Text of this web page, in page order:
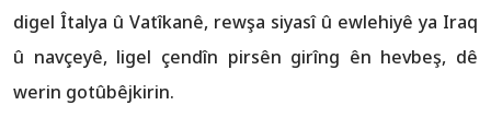
digel Îtalya û Vatîkanê, rewşa siyasî û ewlehiyê ya Iraq
û navçeyê, ligel çendîn pirsên girîng ên hevbeş, dê
werin gotûbêjkirin.